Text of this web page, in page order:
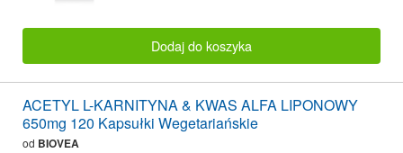
Dodaj do koszyka
ACETYL L-KARNITYNA & KWAS ALFA LIPONOWY
650mg 120 Kapsułki Wegetariańskie
od BIOVEA